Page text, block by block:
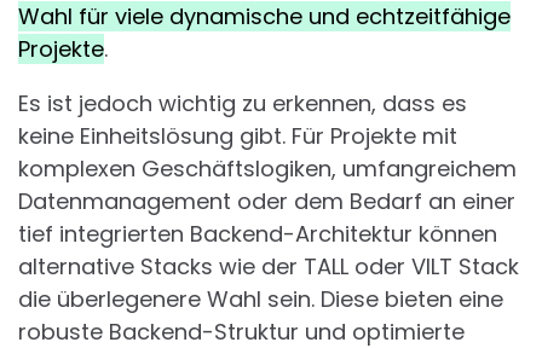
Wahl für viele dynamische und echtzeitfähige
Projekte.
Es ist jedoch wichtig zu erkennen, dass es
keine Einheitslösung gibt. Für Projekte mit
komplexen Geschäftslogiken, umfangreichem
Datenmanagement oder dem Bedarf an einer
tief integrierten Backend-Architektur können
alternative Stacks wie der TALL oder VILT Stack
die überlegenere Wahl sein. Diese bieten eine
robuste Backend-Struktur und optimierte